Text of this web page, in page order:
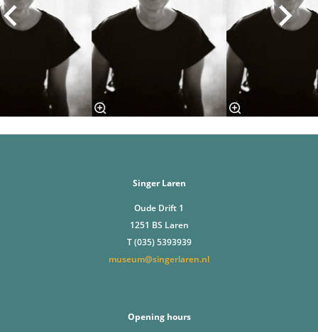
Singer Laren
Oude Drift 1
1251 BS Laren
T (035) 5393939
museum@singerlaren.nl
Opening hours